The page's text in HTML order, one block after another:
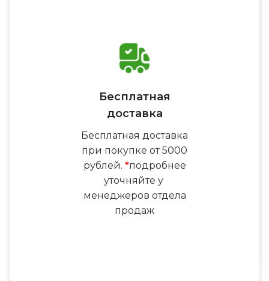
Бесплатная
доставка
Бесплатная доставка
при покупке от 5000
рублей. *подробнее
уточняйте у
менеджеров отдела
продаж